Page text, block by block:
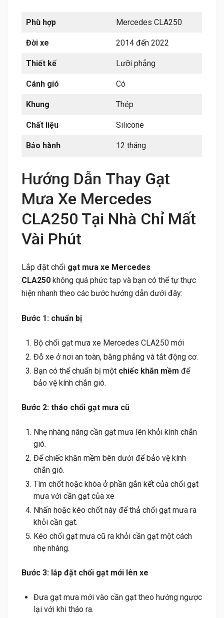
Phù hợp Mercedes CLA250
Đời xe 2014 đến 2022
Thiết kế Lưỡi phẳng
Cánh gió Có
Khung Thép
Chất liệu Silicone
Bảo hành 12 tháng
Hướng Dẫn Thay Gạt
Mưa Xe Mercedes
CLA250 Tại Nhà Chỉ Mất
Vài Phút
Lắp đặt chổi gạt mưa xe Mercedes
CLA250 không quá phức tạp và bạn có thể tự thực
hiện nhanh theo các bước hướng dẫn dưới đây:
Bước 1: chuẩn bị
Bộ chổi gạt mưa xe Mercedes CLA250 mới
Đỗ xe ở nơi an toàn, bằng phẳng và tắt động cơ.
Bạn có thể chuẩn bị một chiếc khăn mềm để
bảo vệ kính chắn gió.
Bước 2: tháo chổi gạt mưa cũ
Nhẹ nhàng nâng cần gạt mưa lên khỏi kính chắn
gió.
Để chiếc khăn mềm bên dưới để bảo vệ kính
chắn gió.
Tìm chốt hoặc khóa ở phần gắn kết của chổi gạt
mưa với cần gạt của xe
Nhấn hoặc kéo chốt này để thả chổi gạt mưa ra
khỏi cần gạt.
Kéo chổi gạt mưa cũ ra khỏi cần gạt một cách
nhẹ nhàng.
Bước 3: lắp đặt chổi gạt mới lên xe
Đưa gạt mưa mới vào cần gạt theo hướng ngược
lại với khi tháo ra.